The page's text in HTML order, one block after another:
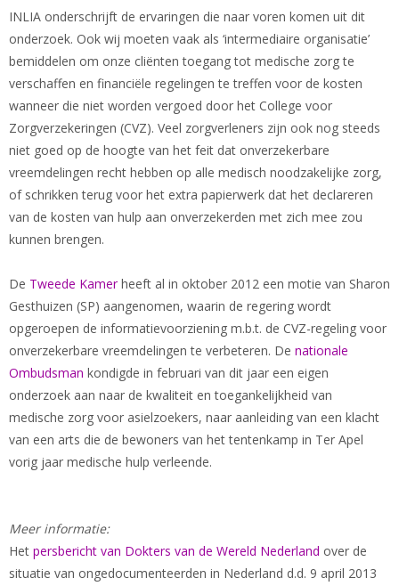
INLIA onderschrijft de ervaringen die naar voren komen uit dit
onderzoek. Ook wij moeten vaak als ‘intermediaire organisatie’
bemiddelen om onze cliënten toegang tot medische zorg te
verschaffen en financiële regelingen te treffen voor de kosten
wanneer die niet worden vergoed door het College voor
Zorgverzekeringen (CVZ). Veel zorgverleners zijn ook nog steeds
niet goed op de hoogte van het feit dat onverzekerbare
vreemdelingen recht hebben op alle medisch noodzakelijke zorg,
of schrikken terug voor het extra papierwerk dat het declareren
van de kosten van hulp aan onverzekerden met zich mee zou
kunnen brengen.
De Tweede Kamerheeft al in oktober 2012 een motie van Sharon
Gesthuizen (SP) aangenomen, waarin de regering wordt
opgeroepen de informatievoorziening m.b.t. de CVZ-regeling voor
onverzekerbare vreemdelingen te verbeteren. De nationale
Ombudsman kondigde in februari van dit jaar een eigen
onderzoek aan naar de kwaliteit en toegankelijkheid van
medische zorg voor asielzoekers, naar aanleiding van een klacht
van een arts die de bewoners van het tentenkamp in Ter Apel
vorig jaar medische hulp verleende.
Meer informatie:
Het persbericht van Dokters van de Wereld Nederland over de
situatie van ongedocumenteerden in Nederland d.d. 9 april 2013